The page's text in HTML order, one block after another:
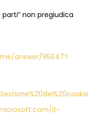
parti” non pregiudica
answer/95647?
it-